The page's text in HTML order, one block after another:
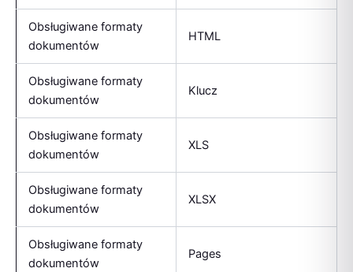
Obsługiwane formaty
dokumentów
HTML
Obsługiwane formaty
dokumentów
Klucz
Obsługiwane formaty
dokumentów
XLS
Obsługiwane formaty
dokumentów
XLSX
Obsługiwane formaty
dokumentów
Pages